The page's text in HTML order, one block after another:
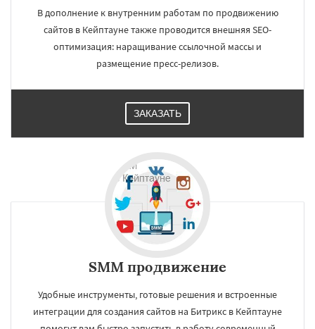
В дополнение к внутренним работам по продвижению
сайтов в Кейптауне также проводится внешняя SEO-
оптимизация: наращивание ссылочной массы и
размещение пресс-релизов.
ЗАКАЗАТЬ
SMM продвижение
Удобные инструменты, готовые решения и встроенные
интеграции для создания сайтов на Битрикс в Кейптауне